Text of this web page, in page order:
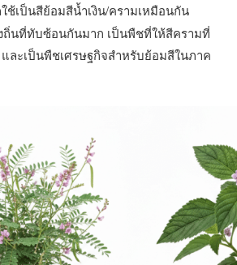
ช้เป็นสีย้อมสีน้ำเงิน/ครามเหมือนกัน
ถิ่นที่ทับซ้อนกันมาก เป็นพืชที่ให้สีครามที่
ละเป็นพืชเศรษฐกิจสำหรับย้อมสีในภาค